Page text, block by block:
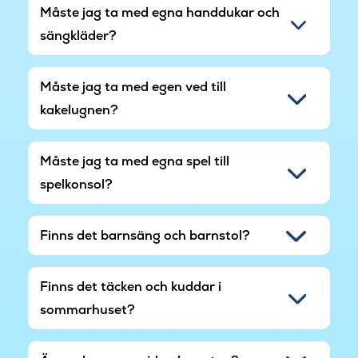
lekområdet finns också bord och bänkar där de
vuxna och övriga åskådare kan mysa och koppla
av.
Måste jag ta med egna handdukar och
sängkläder?
Måste jag ta med egen ved till
kakelugnen?
Måste jag ta med egna spel till
spelkonsol?
Finns det barnsäng och barnstol?
Finns det täcken och kuddar i
sommarhuset?